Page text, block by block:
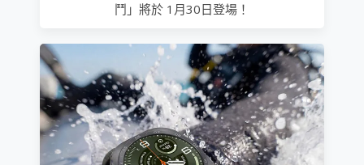
鬥」將於 1月30日登場！